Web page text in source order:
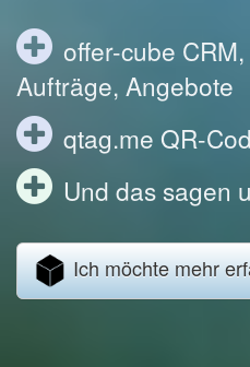
offer-cube
Aufträge, Angebote
qtag.me QR-
Und das sagen
Ich möchte mehr